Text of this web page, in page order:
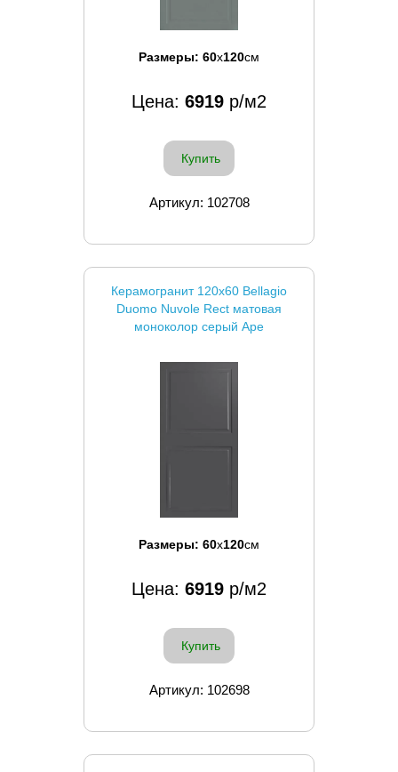
Размеры: 60x120см
Цена: 6919 р/м2
Купить
Артикул: 102708
Керамогранит 120x60 Bellagio
Duomo Nuvole Rect матовая
моноколор серый Ape
Размеры: 60x120см
Цена: 6919 р/м2
Купить
Артикул: 102698